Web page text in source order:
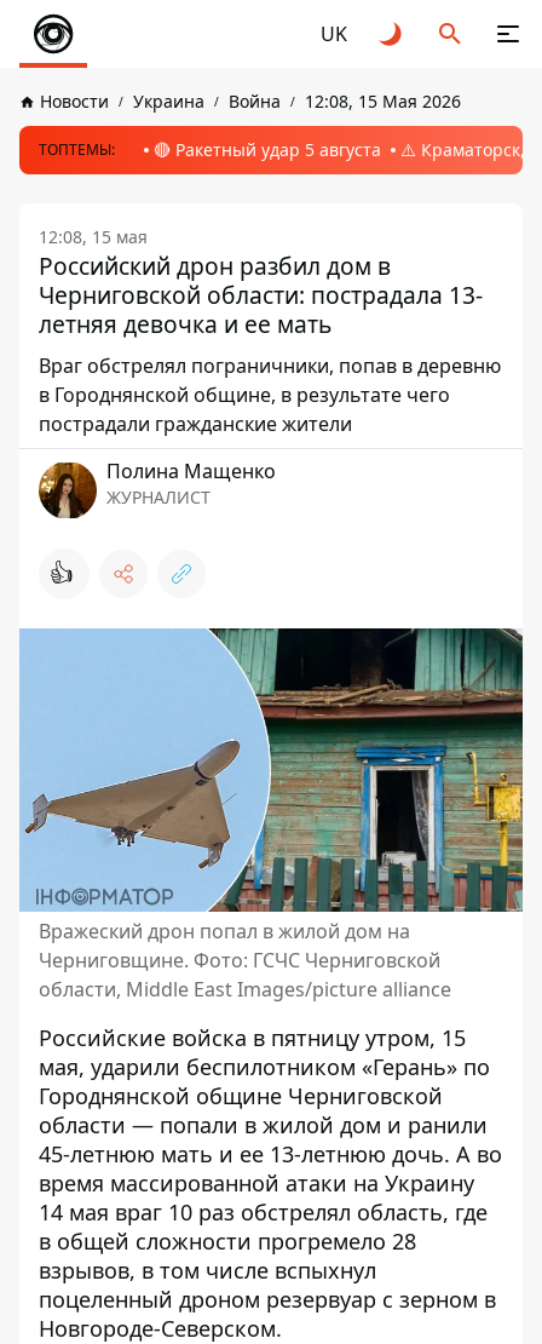
UK
Новости Украина Война 12:08, 15 Мая 2026
ТОПТЕМЫ: 🔴 Ракетный удар 5 августа ⚠️ Краматорск,
12:08, 15 мая
Российский дрон разбил дом в
Черниговской области: пострадала 13-
летняя девочка и ее мать
Враг обстрелял пограничники, попав в деревню
в Городнянской общине, в результате чего
пострадали гражданские жители
Полина Мащенко
ЖУРНАЛИСТ
👍
Вражеский дрон попал в жилой дом на
Черниговщине. Фото: ГСЧС Черниговской
области, Middle East Images/picture alliance
Российские войска в пятницу утром, 15
мая, ударили беспилотником «Герань» по
Городнянской общине Черниговской
области — попали в жилой дом и ранили
45-летнюю мать и ее 13-летнюю дочь. А во
время массированной атаки на Украину
14 мая враг 10 раз обстрелял область, где
в общей сложности прогремело 28
взрывов, в том числе вспыхнул
поцеленный дроном резервуар с зерном в
Новгороде-Северском.